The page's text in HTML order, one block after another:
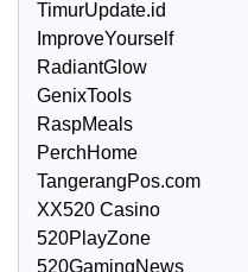
TimurUpdate.id
ImproveYourself
RadiantGlow
GenixTools
RaspMeals
PerchHome
TangerangPos.com
XX520 Casino
520PlayZone
520GamingNews